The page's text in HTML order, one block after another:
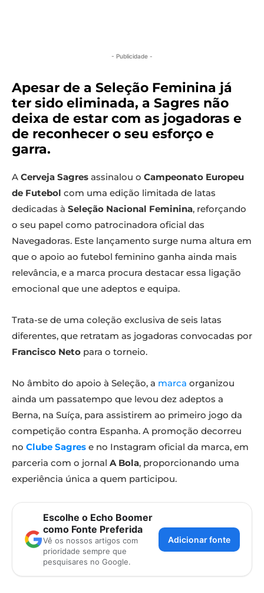
- Publicidade -
Apesar de a Seleção Feminina já
ter sido eliminada, a Sagres não
deixa de estar com as jogadoras e
de reconhecer o seu esforço e
garra.
A Cerveja Sagres assinalou o Campeonato Europeu
de Futebol com uma edição limitada de latas
dedicadas à Seleção Nacional Feminina, reforçando
o seu papel como patrocinadora oficial das
Navegadoras. Este lançamento surge numa altura em
que o apoio ao futebol feminino ganha ainda mais
relevância, e a marca procura destacar essa ligação
emocional que une adeptos e equipa.
Trata-se de uma coleção exclusiva de seis latas
diferentes, que retratam as jogadoras convocadas por
Francisco Neto para o torneio.
No âmbito do apoio à Seleção, a marca organizou
ainda um passatempo que levou dez adeptos a
Berna, na Suíça, para assistirem ao primeiro jogo da
competição contra Espanha. A promoção decorreu
no Clube Sagres e no Instagram oficial da marca, em
parceria com o jornal A Bola, proporcionando uma
experiência única a quem participou.
Escolhe o Echo Boomer
como Fonte Preferida
Vê os nossos artigos com
prioridade sempre que
pesquisares no Google.
Adicionar fonte